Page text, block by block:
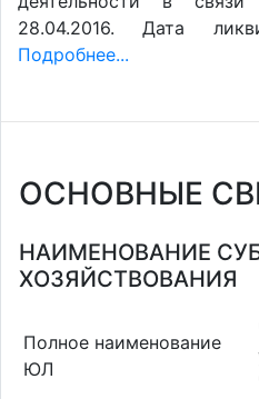
28.04.2016. Дата
Подробнее...
ОСНОВНЫЕ
НАИМЕНОВАНИЕ
ХОЗЯЙСТВОВАНИЯ
Полное наименование
ЮЛ